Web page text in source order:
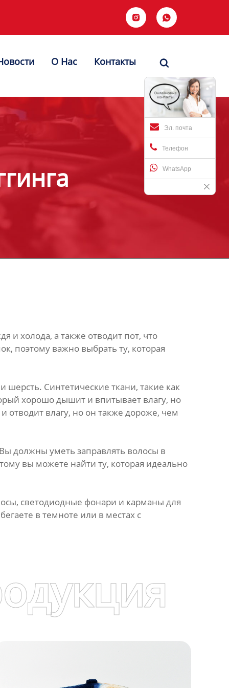
 
О Hас Контакты 
Эл. почта
Телефон
WhatsApp
и холода, а также отводит пот, что
поэтому важно выбрать ту, которая
шерсть. Синтетические ткани, такие как
хорошо дышит и впитывает влагу, но
влагу, но он также дороже, чем
должны уметь заправлять волосы в
вы можете найти ту, которая идеально
светодиодные фонари и карманы для
в темноте или в местах с